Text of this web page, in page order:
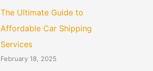
The Ultimate Guide to
Affordable Car Shipping
Services
February 18, 2025